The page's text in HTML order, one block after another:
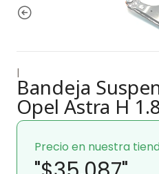
|
Bandeja
Opel Astra H
Precio en nuestra